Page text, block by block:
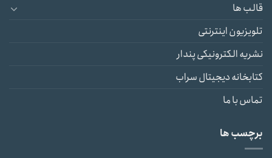
قالب ها
تلویزیون اینترنتی
نشریه الکترونیکی پندار
کتابخانه دیجیتال سراب
تماس با ما
برچسب ها